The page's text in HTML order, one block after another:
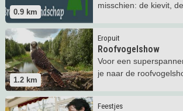
0.9 km
misschien: de kievit,
1.2 km
Eropuit
Roofvogelshow
Voor een
je naar de
Lees meer Roofvogelshow
Feestjes
Lees meer Roofvogelfeest